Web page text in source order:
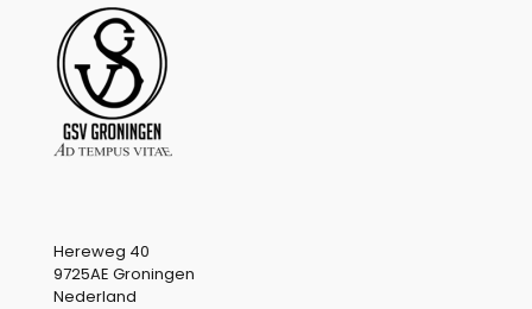
Hereweg 40
9725AE Groningen
Nederland